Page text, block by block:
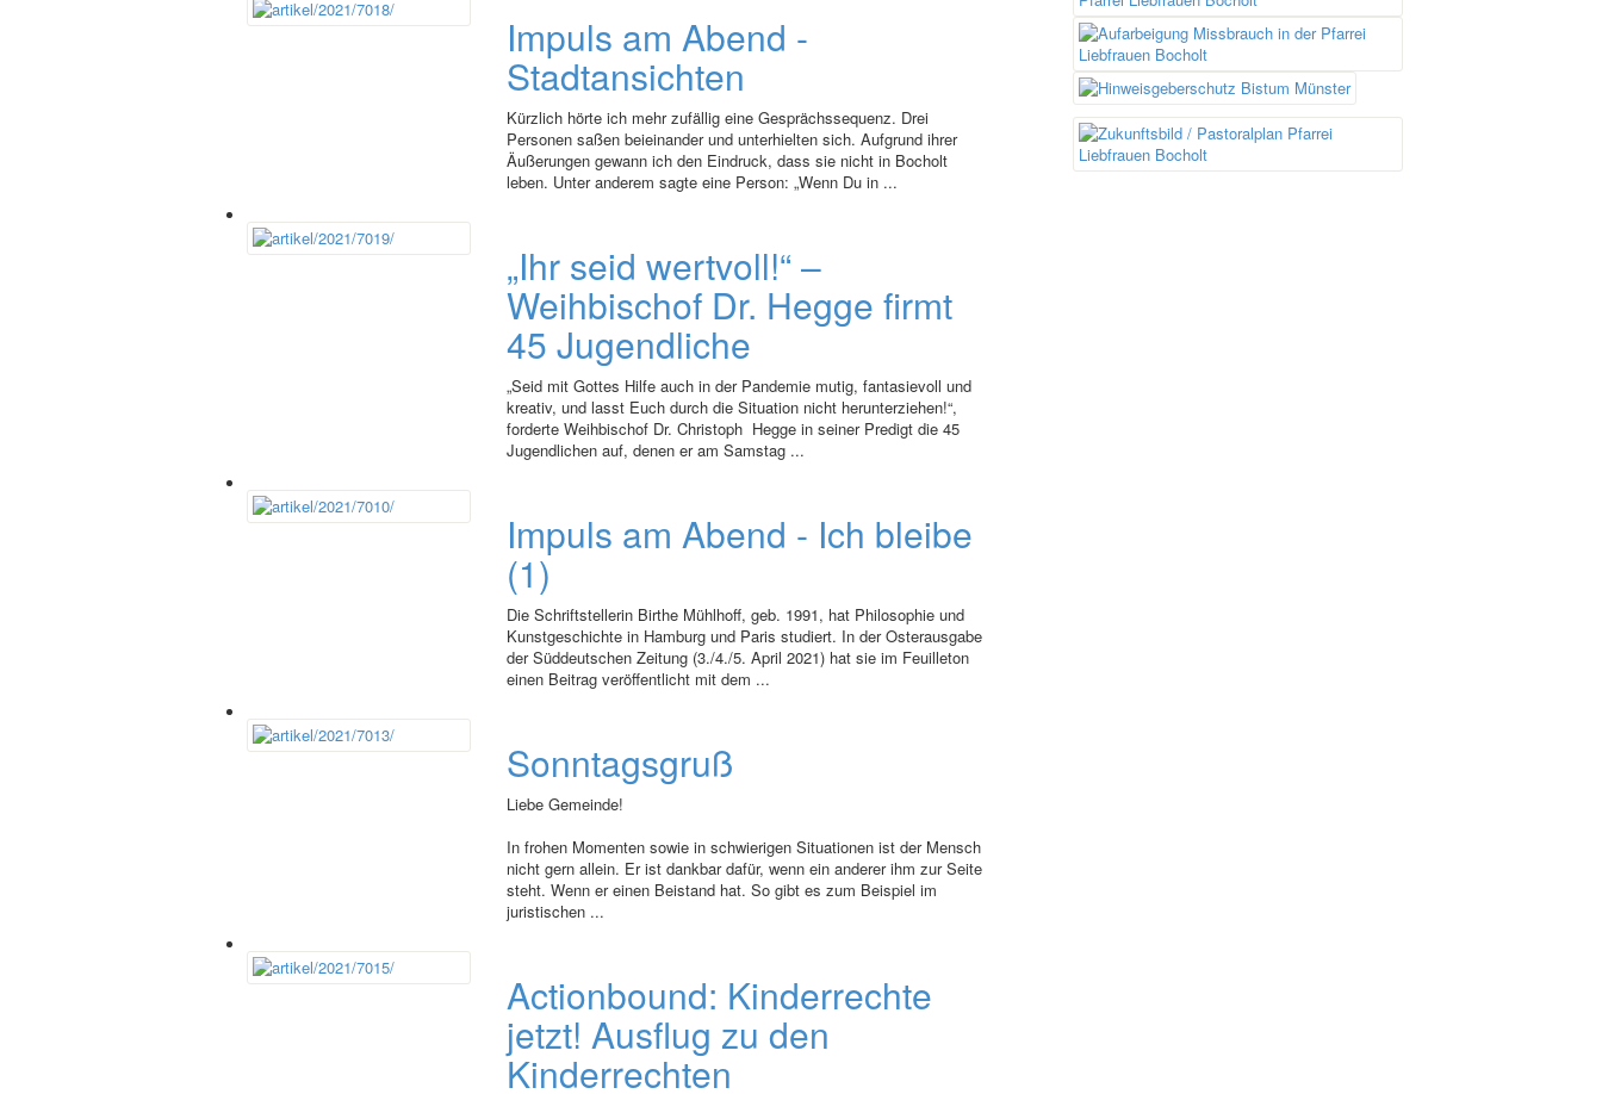
Impuls am Abend -
Stadtansichten
Kürzlich hörte ich mehr zufällig eine Gesprächssequenz. Drei
Personen saßen beieinander und unterhielten sich. Aufgrund ihrer
Äußerungen gewann ich den Eindruck, dass sie nicht in Bocholt
leben. Unter anderem sagte eine Person: „Wenn Du in ...
„Ihr seid wertvoll!“ –
Weihbischof Dr. Hegge firmt
45 Jugendliche
„Seid mit Gottes Hilfe auch in der Pandemie mutig, fantasievoll und
kreativ, und lasst Euch durch die Situation nicht herunterziehen!“,
forderte Weihbischof Dr. Christoph Hegge in seiner Predigt die 45
Jugendlichen auf, denen er am Samstag ...
Impuls am Abend - Ich bleibe
(1)
Die Schriftstellerin Birthe Mühlhoff, geb. 1991, hat Philosophie und
Kunstgeschichte in Hamburg und Paris studiert. In der Osterausgabe
der Süddeutschen Zeitung (3./4./5. April 2021) hat sie im Feuilleton
einen Beitrag veröffentlicht mit dem ...
Sonntagsgruß
Liebe Gemeinde!
In frohen Momenten sowie in schwierigen Situationen ist der Mensch
nicht gern allein. Er ist dankbar dafür, wenn ein anderer ihm zur Seite
steht. Wenn er einen Beistand hat. So gibt es zum Beispiel im
juristischen ...
Actionbound: Kinderrechte
jetzt! Ausflug zu den
Kinderrechten